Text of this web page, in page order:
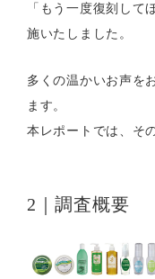
「もう一度復刻して
施いたしました。
多くの温かいお声を
ます。
本レポートでは、そ
2｜調査概要